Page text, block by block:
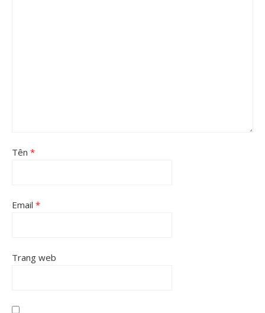
Tên *
Email *
Trang web